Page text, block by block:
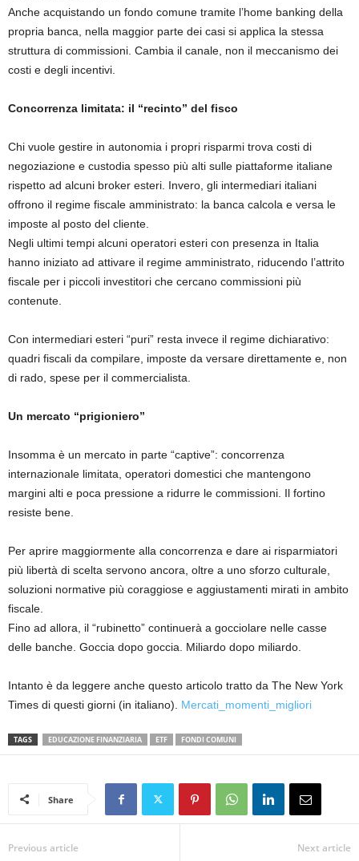
Anche acquistando un fondo comune tramite l’home banking della
propria banca, nella maggior parte dei casi si applica la stessa
struttura di commissioni. Cambia il canale, non il meccanismo dei
costi e degli incentivi.
Concorrenza limitata: il “recinto” del fisco
Chi vuole gestire in autonomia i propri risparmi trova costi di
negoziazione e custodia spesso più alti sulle piattaforme italiane
rispetto ad alcuni broker esteri. Invero, gli intermediari italiani
offrono il regime fiscale amministrato: la banca calcola e versa le
imposte al posto del cliente.
Negli ultimi tempi alcuni operatori esteri con presenza in Italia
hanno iniziato ad attivare il regime amministrato, riducendo l’attrito
fiscale per i piccoli investitori che cercano commissioni più
contenute.
Con intermediari esteri “puri” resta invece il regime dichiarativo:
quadri fiscali da compilare, imposte da versare direttamente e, non
di rado, spese per il commercialista.
Un mercato “prigioniero”
Insomma è un mercato in parte “captive”: concorrenza
internazionale limitata, operatori domestici che mantengono
margini alti e poca pressione a ridurre le commissioni. Il fortino
resiste bene.
Per aprire maggiormente alla concorrenza e dare ai risparmiatori
più libertà di scelta servono ancora, oltre a uno sforzo culturale,
soluzioni normative più coraggiose e aggiustamenti mirati in ambito
fiscale.
Fino ad allora, il “rubinetto” continuerà a gocciolare nelle casse
delle banche. Goccia dopo goccia. Miliardo dopo miliardo.
Intanto è da leggere anche questo articolo tratto da The New York
Times di questi giorni (in italiano). Mercati_momenti_migliori
TAGS EDUCAZIONE FINANZIARIA ETF FONDI COMUNI
Share
Previous article Next article